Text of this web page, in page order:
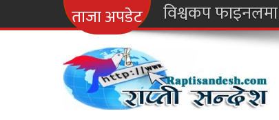
ताजा अपडेट विश्वकप